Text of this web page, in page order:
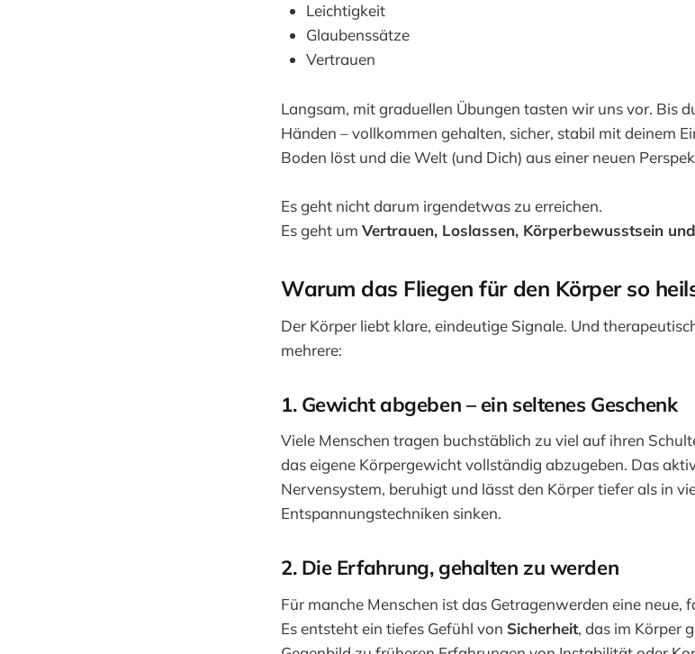
Leichtigkeit
Glaubenssätze
Vertrauen
Langsam, mit graduellen Übungen tasten wir uns vor. Bis
Händen – vollkommen gehalten, sicher, stabil mit deinem
Boden löst und die Welt (und Dich) aus einer neuen
Es geht nicht darum irgendetwas zu erreichen.
Es geht um Vertrauen, Loslassen, Körperbewusstsein
Warum das Fliegen für den Körper so
Der Körper liebt klare, eindeutige Signale. Und
mehrere:
1. Gewicht abgeben – ein seltenes Geschenk
Viele Menschen tragen buchstäblich zu viel auf ihren
das eigene Körpergewicht vollständig abzugeben. Das
Nervensystem, beruhigt und lässt den Körper tiefer als in
Entspannungstechniken sinken.
2. Die Erfahrung, gehalten zu werden
Für manche Menschen ist das Getragenwerden eine
Es entsteht ein tiefes Gefühl von Sicherheit, das im Körper